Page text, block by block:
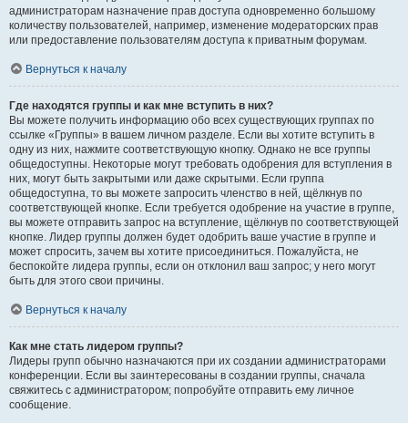
администраторам назначение прав доступа одновременно большому
количеству пользователей, например, изменение модераторских прав
или предоставление пользователям доступа к приватным форумам.
Вернуться к началу
Где находятся группы и как мне вступить в них?
Вы можете получить информацию обо всех существующих группах по
ссылке «Группы» в вашем личном разделе. Если вы хотите вступить в
одну из них, нажмите соответствующую кнопку. Однако не все группы
общедоступны. Некоторые могут требовать одобрения для вступления в
них, могут быть закрытыми или даже скрытыми. Если группа
общедоступна, то вы можете запросить членство в ней, щёлкнув по
соответствующей кнопке. Если требуется одобрение на участие в группе,
вы можете отправить запрос на вступление, щёлкнув по соответствующей
кнопке. Лидер группы должен будет одобрить ваше участие в группе и
может спросить, зачем вы хотите присоединиться. Пожалуйста, не
беспокойте лидера группы, если он отклонил ваш запрос; у него могут
быть для этого свои причины.
Вернуться к началу
Как мне стать лидером группы?
Лидеры групп обычно назначаются при их создании администраторами
конференции. Если вы заинтересованы в создании группы, сначала
свяжитесь с администратором; попробуйте отправить ему личное
сообщение.